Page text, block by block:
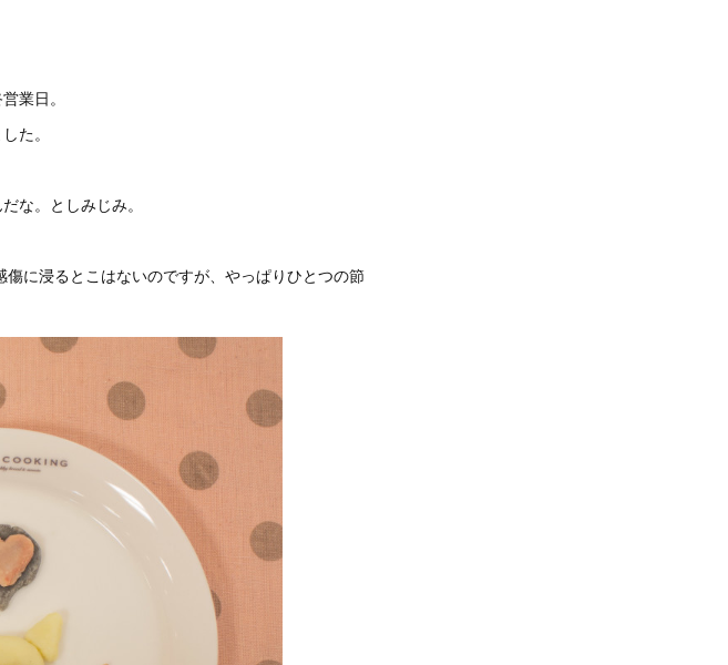
業日。
た。
な。としみじみ。
に浸るとこはないのですが、やっぱりひとつの節